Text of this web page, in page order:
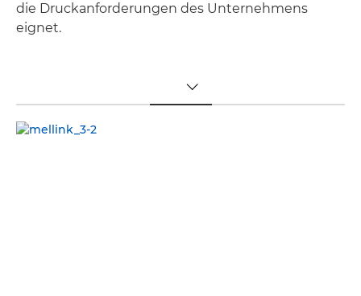
die Druckanforderungen des Unternehmens
eignet.
TOGGLE MENU